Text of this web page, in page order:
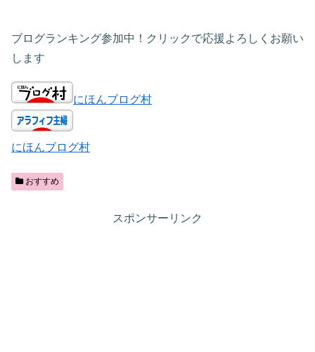
ブログランキング参加中！クリックで応援よろしくお願い
します
にほんブログ村
にほんブログ村
おすすめ
スポンサーリンク